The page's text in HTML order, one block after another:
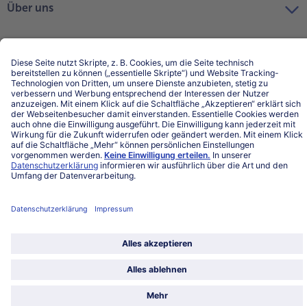
Über uns
Land / Sprache wählen